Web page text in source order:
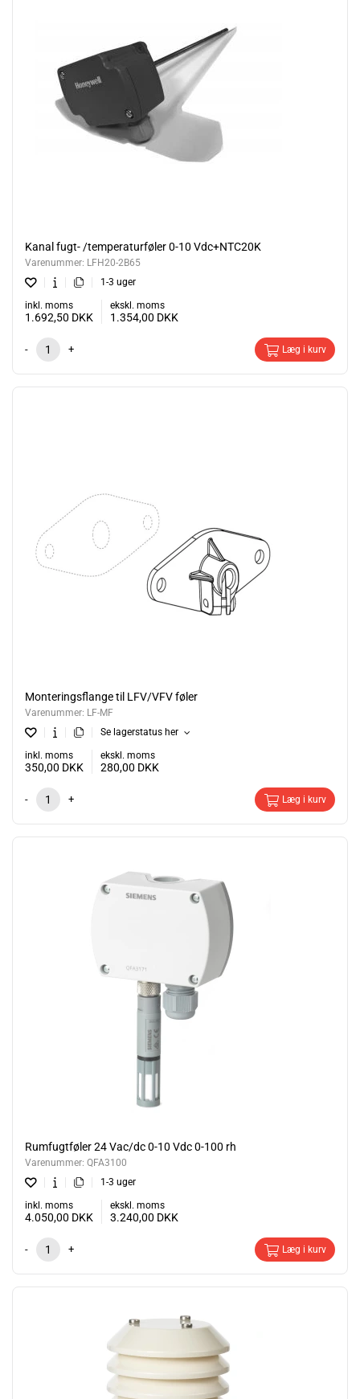
Kanal fugt- /temperaturføler 0-10 Vdc+NTC20K
Varenummer: LFH20-2B65
1-3 uger
inkl. moms
1.692,50 DKK
ekskl. moms
1.354,00 DKK
- + Læg i kurv
Monteringsflange til LFV/VFV føler
Varenummer: LF-MF
Se lagerstatus her
inkl. moms
350,00 DKK
ekskl. moms
280,00 DKK
- + Læg i kurv
Rumfugtføler 24 Vac/dc 0-10 Vdc 0-100 rh
Varenummer: QFA3100
1-3 uger
inkl. moms
4.050,00 DKK
ekskl. moms
3.240,00 DKK
- + Læg i kurv